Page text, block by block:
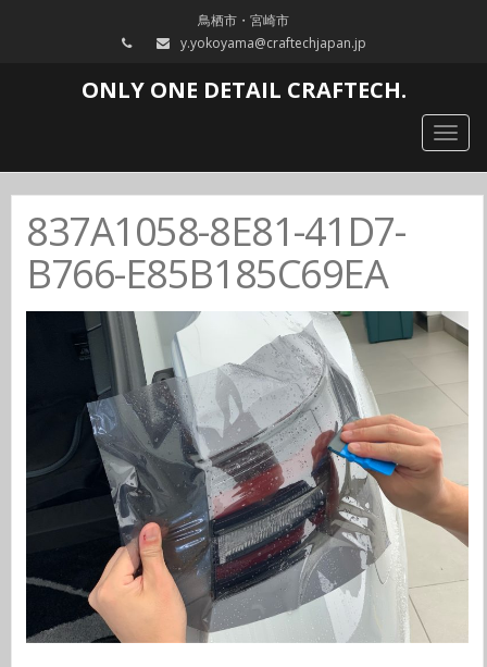
鳥栖市・宮崎市
y.yokoyama@craftechjapan.jp
ONLY ONE DETAIL CRAFTECH.
837A1058-8E81-41D7-
B766-E85B185C69EA